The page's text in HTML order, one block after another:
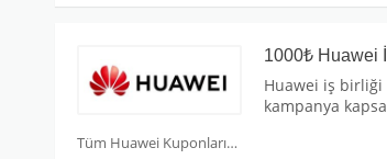
Tüm Huawei Kuponları
1000₺ Huawei
Huawei iş
kampanya